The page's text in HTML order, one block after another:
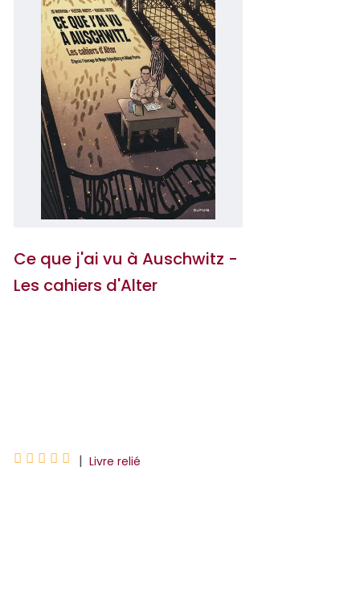
Ce que j'ai vu à Auschwitz -
Les cahiers d'Alter
     | Livre relié